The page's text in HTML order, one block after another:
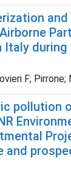
and
Italy during
F; Pirrone;
pollution
and